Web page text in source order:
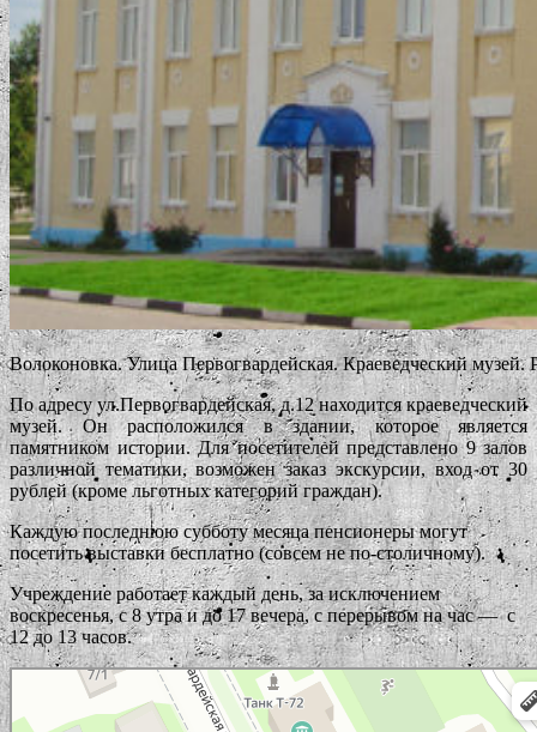
Волоконовка. Улица Первогвардейская. Краеведческий музей.
По адресу ул.Первогвардейская, д.12 находится краеведческий
музей. Он расположился в здании, которое является
памятником истории. Для посетителей представлено 9 залов
различной тематики, возможен заказ экскурсии, вход от 30
рублей (кроме льготных категорий граждан).
Каждую последнюю субботу месяца пенсионеры могут
посетить выставки бесплатно (совсем не по-столичному).
Учреждение работает каждый день, за исключением
воскресенья, с 8 утра и до 17 вечера, с перерывом на час — с
12 до 13 часов.